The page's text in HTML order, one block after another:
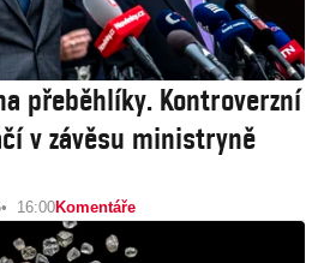
přeběhlíky. Kontroverzní
v závěsu ministryně
16:00Komentáře